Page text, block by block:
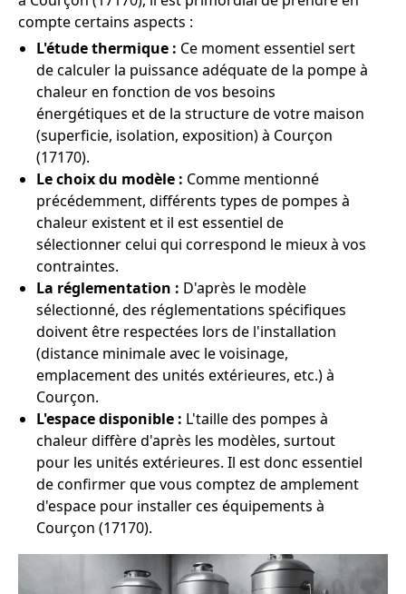
compte certains aspects :
L'étude thermique : Ce moment essentiel sert
de calculer la puissance adéquate de la pompe à
chaleur en fonction de vos besoins
énergétiques et de la structure de votre maison
(superficie, isolation, exposition) à Courçon
(17170).
Le choix du modèle : Comme mentionné
précédemment, différents types de pompes à
chaleur existent et il est essentiel de
sélectionner celui qui correspond le mieux à vos
contraintes.
La réglementation : D'après le modèle
sélectionné, des réglementations spécifiques
doivent être respectées lors de l'installation
(distance minimale avec le voisinage,
emplacement des unités extérieures, etc.) à
Courçon.
L'espace disponible : L'taille des pompes à
chaleur diffère d'après les modèles, surtout
pour les unités extérieures. Il est donc essentiel
de confirmer que vous comptez de amplement
d'espace pour installer ces équipements à
Courçon (17170).